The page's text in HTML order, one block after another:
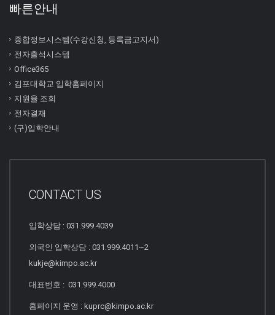
빠른안내
종합정보시스템(수강신청, 등록금고지서)
전자출석시스템
Office365
김포대학교 입학홈페이지
지원율 조회
전자결재
(구)입학안내
CONTACT US
입학상담 : 031.999.4039
외국인 입학상담 : 031.999.4011~2
kukje@kimpo.ac.kr
대표번호 : 031.999.4000
홈페이지 운영 : kuprc@kimpo.ac.kr